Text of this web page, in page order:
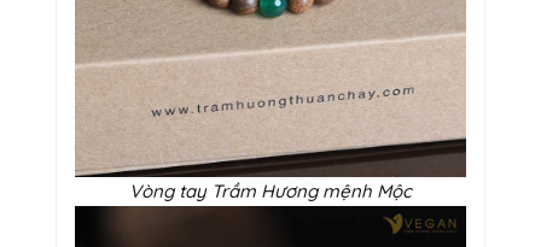
Vòng tay Trầm Hương mệnh Mộc